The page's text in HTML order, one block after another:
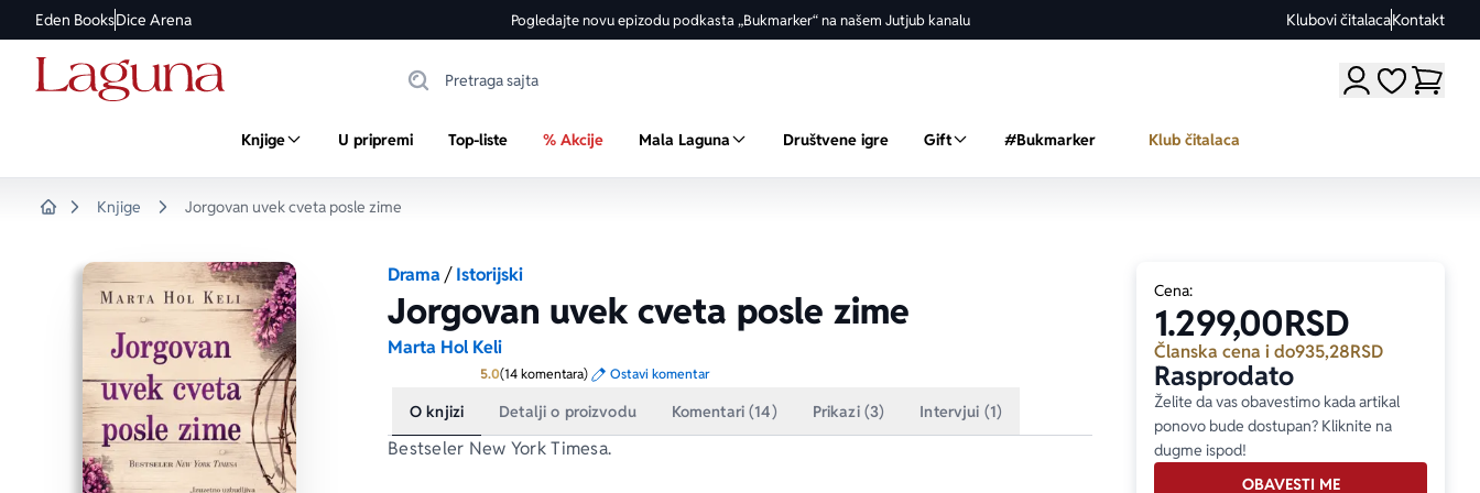
Eden BooksDice Arena Pogledajte novu epizodu podkasta „Bukmarker“ na našem Jutjub kanalu Klubovi čitalacaKontakt
Moji omiljeni
Knjige U pripremi Top-liste % Akcije Mala Laguna Društvene igre Gift #Bukmarker Klub čitalaca
Knjige Jorgovan uvek cveta posle zime
Drama/Istorijski
Jorgovan uvek cveta posle zime
Marta Hol Keli
5.0Prosecna ocena je 5.0 od 5
(14 komentara) Ostavi komentar
O knjizi Detalji o proizvodu Komentari (14) Prikazi (3) Intervjui (1)
Bestseler New York Timesa.
Cena:
1.299,00RSD
Članska cena i do935,28RSD
Rasprodato
Želite da vas obavestimo kada artikal
ponovo bude dostupan? Kliknite na
dugme ispod!
OBAVESTI ME